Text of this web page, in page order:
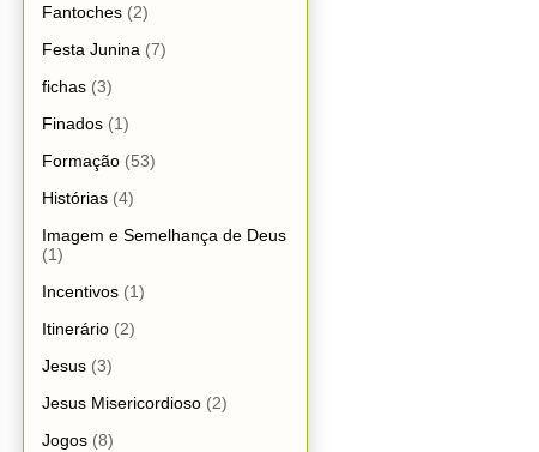
Fantoches (2)
Festa Junina (7)
fichas (3)
Finados (1)
Formação (53)
Histórias (4)
Imagem e Semelhança de Deus
(1)
Incentivos (1)
Itinerário (2)
Jesus (3)
Jesus Misericordioso (2)
Jogos (8)